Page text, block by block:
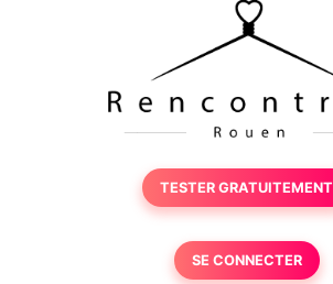
TESTER GRATUITEMENT
SE CONNECTER